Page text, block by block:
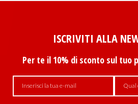
ISCRIVITI ALLA
Per te il 10% di sconto sul tuo